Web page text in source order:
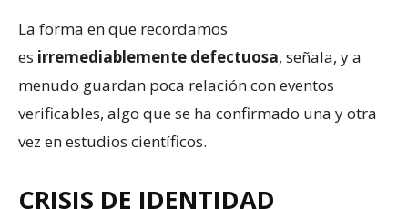
La forma en que recordamos
es irremediablemente defectuosa, señala, y a
menudo guardan poca relación con eventos
verificables, algo que se ha confirmado una y otra
vez en estudios científicos.
CRISIS DE IDENTIDAD